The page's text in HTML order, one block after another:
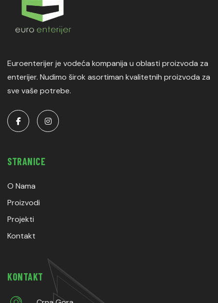
Euroenterijer je vodeća kompanija u oblasti proizvoda za
enterijer. Nudimo širok asortiman kvalitetnih proizvoda za
sve vaše potrebe.
STRANICE
O Nama
Proizvodi
Projekti
Kontakt
KONTAKT